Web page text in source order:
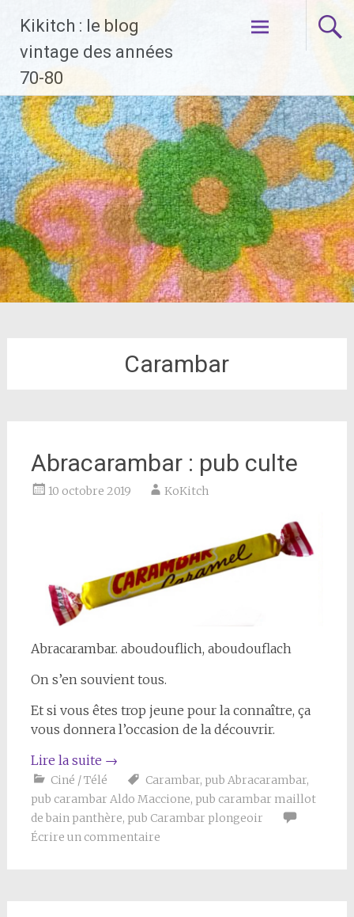
contenu
Kikitch : le blog
vintage des années
70-80
Carambar
Abracarambar : pub culte
10 octobre 2019 KoKitch
Abracarambar. aboudouflich, aboudouflach
On s’en souvient tous.
Et si vous êtes trop jeune pour la connaître, ça
vous donnera l’occasion de la découvrir.
Lire la suite →
Ciné / Télé Carambar, pub Abracarambar,
pub carambar Aldo Maccione, pub carambar maillot
de bain panthère, pub Carambar plongeoir
Écrire un commentaire